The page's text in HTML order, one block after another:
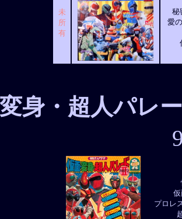
未
所
有
秘
愛
身・超人パレ
プロレ